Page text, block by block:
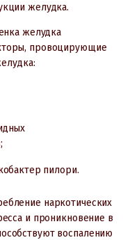
желудка.
желудка
провоцирующие
пилори.
наркотических
и проникновение в
воспалению